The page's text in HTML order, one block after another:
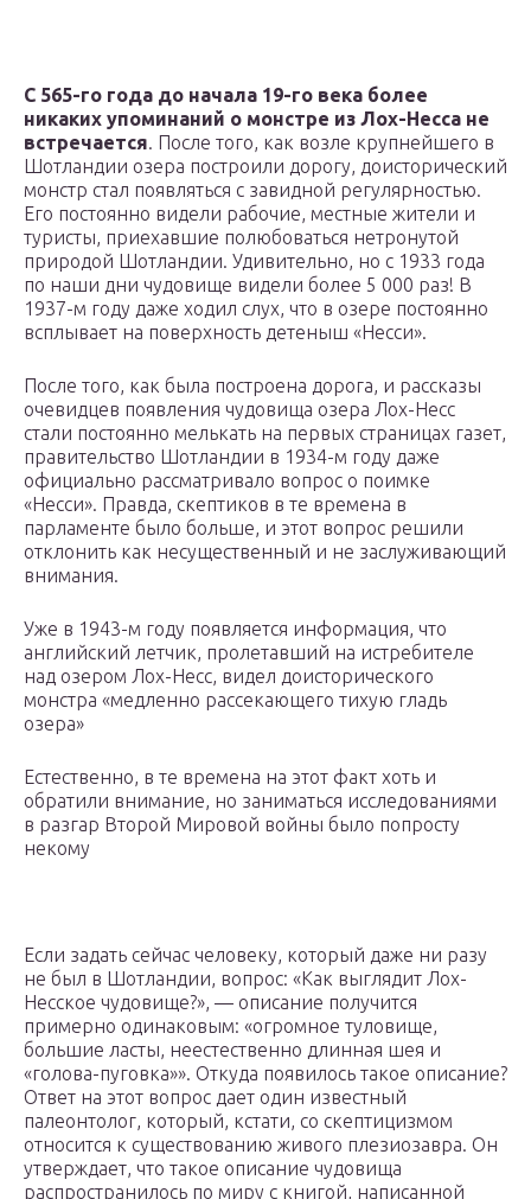
С 565-го года до начала 19-го века более
никаких упоминаний о монстре из Лох-Несса не
встречается. После того, как возле крупнейшего в
Шотландии озера построили дорогу, доисторический
монстр стал появляться с завидной регулярностью.
Его постоянно видели рабочие, местные жители и
туристы, приехавшие полюбоваться нетронутой
природой Шотландии. Удивительно, но с 1933 года
по наши дни чудовище видели более 5 000 раз! В
1937-м году даже ходил слух, что в озере постоянно
всплывает на поверхность детеныш «Несси».
После того, как была построена дорога, и рассказы
очевидцев появления чудовища озера Лох-Несс
стали постоянно мелькать на первых страницах газет,
правительство Шотландии в 1934-м году даже
официально рассматривало вопрос о поимке
«Несси». Правда, скептиков в те времена в
парламенте было больше, и этот вопрос решили
отклонить как несущественный и не заслуживающий
внимания.
Уже в 1943-м году появляется информация, что
английский летчик, пролетавший на истребителе
над озером Лох-Несс, видел доисторического
монстра «медленно рассекающего тихую гладь
озера»
Естественно, в те времена на этот факт хоть и
обратили внимание, но заниматься исследованиями
в разгар Второй Мировой войны было попросту
некому
Если задать сейчас человеку, который даже ни разу
не был в Шотландии, вопрос: «Как выглядит Лох-
Несское чудовище?», — описание получится
примерно одинаковым: «огромное туловище,
большие ласты, неестественно длинная шея и
«голова-пуговка»». Откуда появилось такое описание?
Ответ на этот вопрос дает один известный
палеонтолог, который, кстати, со скептицизмом
относится к существованию живого плезиозавра. Он
утверждает, что такое описание чудовища
распространилось по миру с книгой, написанной